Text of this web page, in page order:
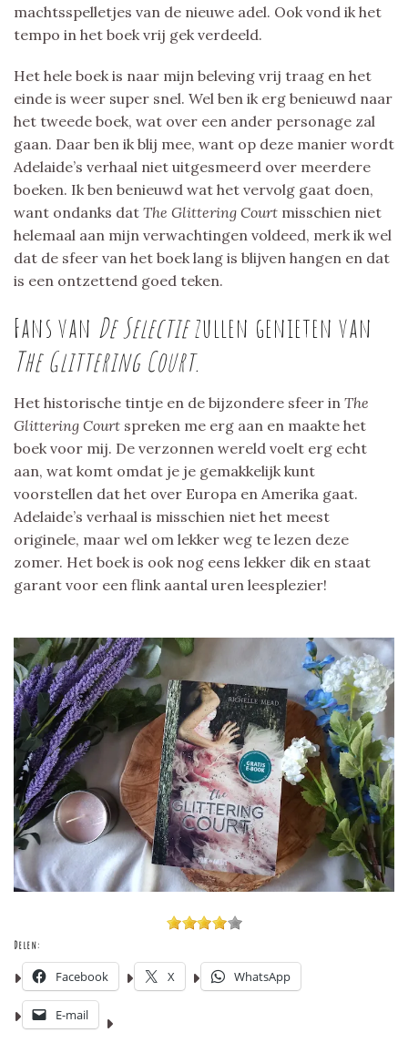
machtsspelletjes van de nieuwe adel. Ook vond ik het
tempo in het boek vrij gek verdeeld.
Het hele boek is naar mijn beleving vrij traag en het
einde is weer super snel. Wel ben ik erg benieuwd naar
het tweede boek, wat over een ander personage zal
gaan. Daar ben ik blij mee, want op deze manier wordt
Adelaide’s verhaal niet uitgesmeerd over meerdere
boeken. Ik ben benieuwd wat het vervolg gaat doen,
want ondanks dat The Glittering Court misschien niet
helemaal aan mijn verwachtingen voldeed, merk ik wel
dat de sfeer van het boek lang is blijven hangen en dat
is een ontzettend goed teken.
Fans van De Selectiezullen genieten van
The Glittering Court.
Het historische tintje en de bijzondere sfeer in The
Glittering Court spreken me erg aan en maakte het
boek voor mij. De verzonnen wereld voelt erg echt
aan, wat komt omdat je je gemakkelijk kunt
voorstellen dat het over Europa en Amerika gaat.
Adelaide’s verhaal is misschien niet het meest
originele, maar wel om lekker weg te lezen deze
zomer. Het boek is ook nog eens lekker dik en staat
garant voor een flink aantal uren leesplezier!
Delen:
Facebook X WhatsApp
E-mail